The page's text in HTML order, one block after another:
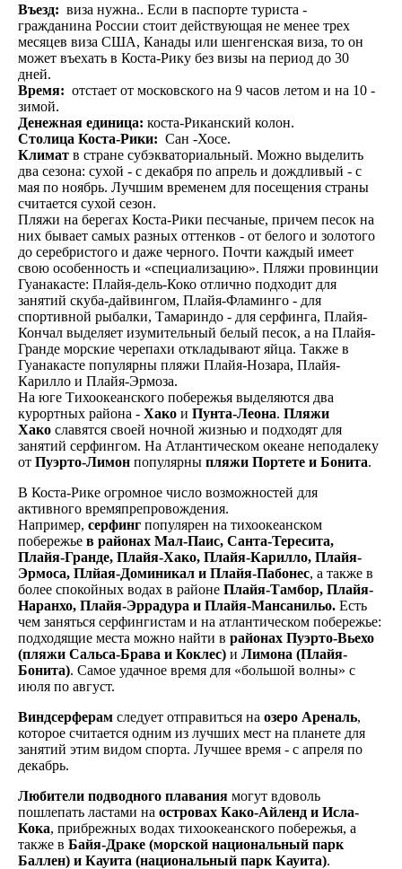
Въезд: виза нужна.. Если в паспорте туриста -
гражданина России стоит действующая не менее трех
месяцев виза США, Канады или шенгенская виза, то он
может въехать в Коста-Рику без визы на период до 30
дней.
Время:отстает от московского на 9 часов летом и на 10 -
зимой.
Денежная единица:коста-Риканский колон.
Столица Коста-Рики: Сан -Хосе.
Климат в стране субэкваториальный. Можно выделить
два сезона: сухой - с декабря по апрель и дождливый - с
мая по ноябрь. Лучшим временем для посещения страны
считается сухой сезон.
Пляжи на берегах Коста-Рики песчаные, причем песок на
них бывает самых разных оттенков - от белого и золотого
до серебристого и даже черного. Почти каждый имеет
свою особенность и «специализацию». Пляжи провинции
Гуанакасте: Плайя-дель-Коко отлично подходит для
занятий скуба-дайвингом, Плайя-Фламинго - для
спортивной рыбалки, Тамариндо - для серфинга, Плайя-
Кончал выделяет изумительный белый песок, а на Плайя-
Гранде морские черепахи откладывают яйца. Также в
Гуанакасте популярны пляжи Плайя-Нозара, Плайя-
Карилло и Плайя-Эрмоза.
На юге Тихоокеанского побережья выделяются два
курортных района -Хако иПунта-Леона.Пляжи
Хако славятся своей ночной жизнью и подходят для
занятий серфингом. На Атлантическом океане неподалеку
отПуэрто-Лимон популярныпляжи Портете и Бонита.
В Коста-Рике огромное число возможностей для
активного времяпрепровождения.
Например,серфинг популярен на тихоокеанском
побережьев районах Мал-Паис, Санта-Тересита,
Плайя-Гранде, Плайя-Хако, Плайя-Карилло, Плайя-
Эрмоса, Плйая-Доминикал и Плайя-Пабонес, а также в
более спокойных водах в районеПлайя-Тамбор, Плайя-
Наранхо, Плайя-Эррадура и Плайя-Мансанильо. Есть
чем заняться серфингистам и на атлантическом побережье:
подходящие места можно найти врайонах Пуэрто-Вьехо
(пляжи Сальса-Брава и Коклес) иЛимона (Плайя-
Бонита). Самое удачное время для «большой волны» с
июля по август.
Виндсерферам следует отправиться наозеро Ареналь,
которое считается одним из лучших мест на планете для
занятий этим видом спорта. Лучшее время - с апреля по
декабрь.
Любители подводного плавания могут вдоволь
пошлепать ластами наостровах Како-Айленд и Исла-
Кока, прибрежных водах тихоокеанского побережья, а
также вБайя-Драке (морской национальный парк
Баллен) и Кауита (национальный парк Кауита).